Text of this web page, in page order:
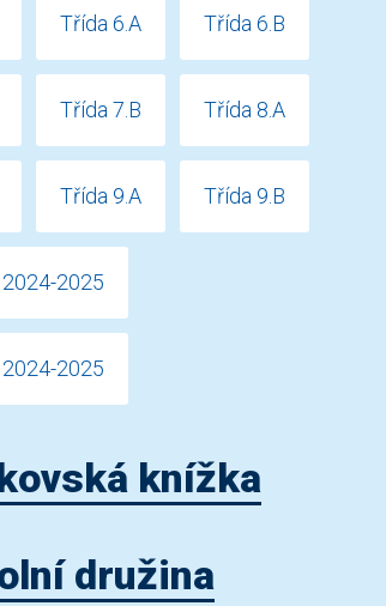
Třída 6.A Třída 6.B
Třída 7.B Třída 8.A
Třída 9.A Třída 9.B
2025
2025
knížka
družina